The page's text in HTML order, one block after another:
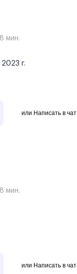
8 мин.
г.
или Написать в чат
8 мин.
или Написать в чат